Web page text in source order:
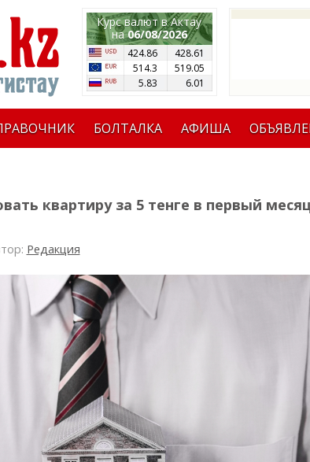
Курс валют в Актау
на06/08/2026
424.86
428.61
514.3
519.05
5.83
6.01
БОЛТАЛКА АФИША
квартиру за 5 тенге в первый
Редакция